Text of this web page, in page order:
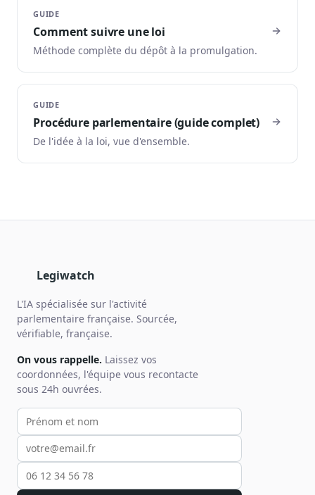
GUIDE
Comment suivre une loi
Méthode complète du dépôt à la promulgation.
GUIDE
Procédure parlementaire (guide complet)
De l'idée à la loi, vue d'ensemble.
Legiwatch
L'IA spécialisée sur l'activité
parlementaire française. Sourcée,
vérifiable, française.
On vous rappelle. Laissez vos
coordonnées, l'équipe vous recontacte
sous 24h ouvrées.
Votre prénom et nom
Votre email
Votre téléphone